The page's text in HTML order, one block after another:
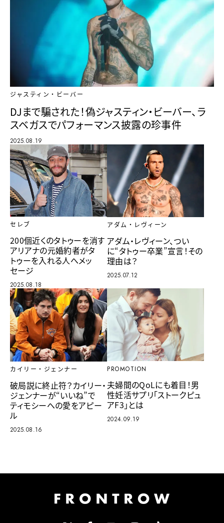
ジャスティン・ビーバー
DJまで騙された！偽ジャスティン・ビーバー、ラ
スベガスでパフォーマンス披露の珍事件
2025.08.19
セレブ
200個近くのタトゥーを消す
アリアナの元婚約者がタ
トゥーを入れる人へメッ
セージ
2025.08.18
アダム・レヴィーン
アダム・レヴィーン、つい
に“タトゥー卒業”宣言！その
理由は？
2025.07.12
カイリー・ジェンナー
破局説に終止符？カイリー・
ジェンナーが“いいね”で
ティモシーへの愛をアピー
ル
2025.08.16
PROMOTION
夫婦間のQoLにも着目！男
性妊活サプリ「ストークピュ
アF3」とは
2024.09.19